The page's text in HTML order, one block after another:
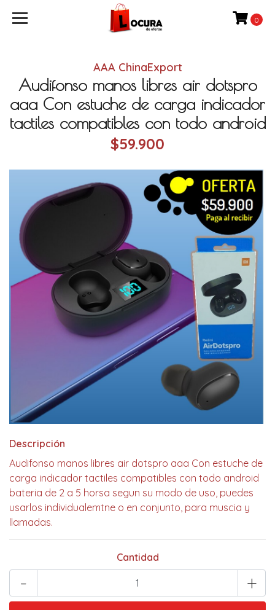
0
AAA ChinaExport
Audifonso manos libres air dotspro
aaa Con estuche de carga indicador
tactiles compatibles con todo android
$59.900
Descripción
Audifonso manos libres air dotspro aaa Con estuche de
carga indicador tactiles compatibles con todo android
bateria de 2 a 5 horsa segun su modo de uso, puedes
usarlos individualemtne o en conjunto, para muscia y
llamadas.
Cantidad
+
-